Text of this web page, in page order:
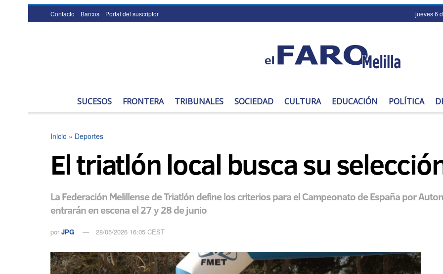
Contacto Barcos Portal del suscriptor jueves 6
SUCESOS FRONTERA TRIBUNALES SOCIEDAD CULTURA EDUCACIÓN POLÍTICA
Inicio » Deportes
El triatlón local busca su
La Federación Melillense de Triatlón define los criterios para el Campeonato de España por
entrarán en escena el 27 y 28 de junio
por JPG 28/05/2026 16:05 CEST